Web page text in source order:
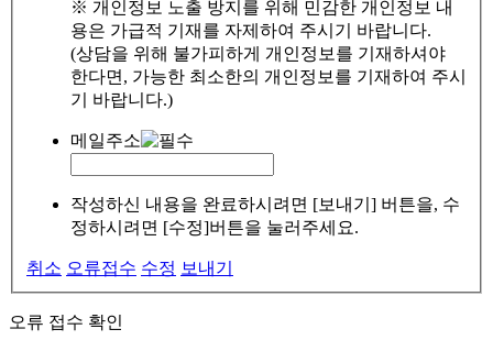
※ 개인정보 노출 방지를 위해 민감한 개인정보 내
용은 가급적 기재를 자제하여 주시기 바랍니다.
(상담을 위해 불가피하게 개인정보를 기재하셔야
한다면, 가능한 최소한의 개인정보를 기재하여 주시
기 바랍니다.)
메일주소
작성하신 내용을 완료하시려면 [보내기] 버튼을, 수
정하시려면 [수정]버튼을 눌러주세요.
취소 오류접수 수정 보내기
오류 접수 확인